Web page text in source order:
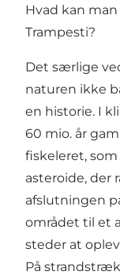
Hvad kan
Trampesti?
Det særlige
naturen ikke
en historie. I
60 mio. år
fiskeleret,
asteroide, der
afslutningen
området til et
steder at
På